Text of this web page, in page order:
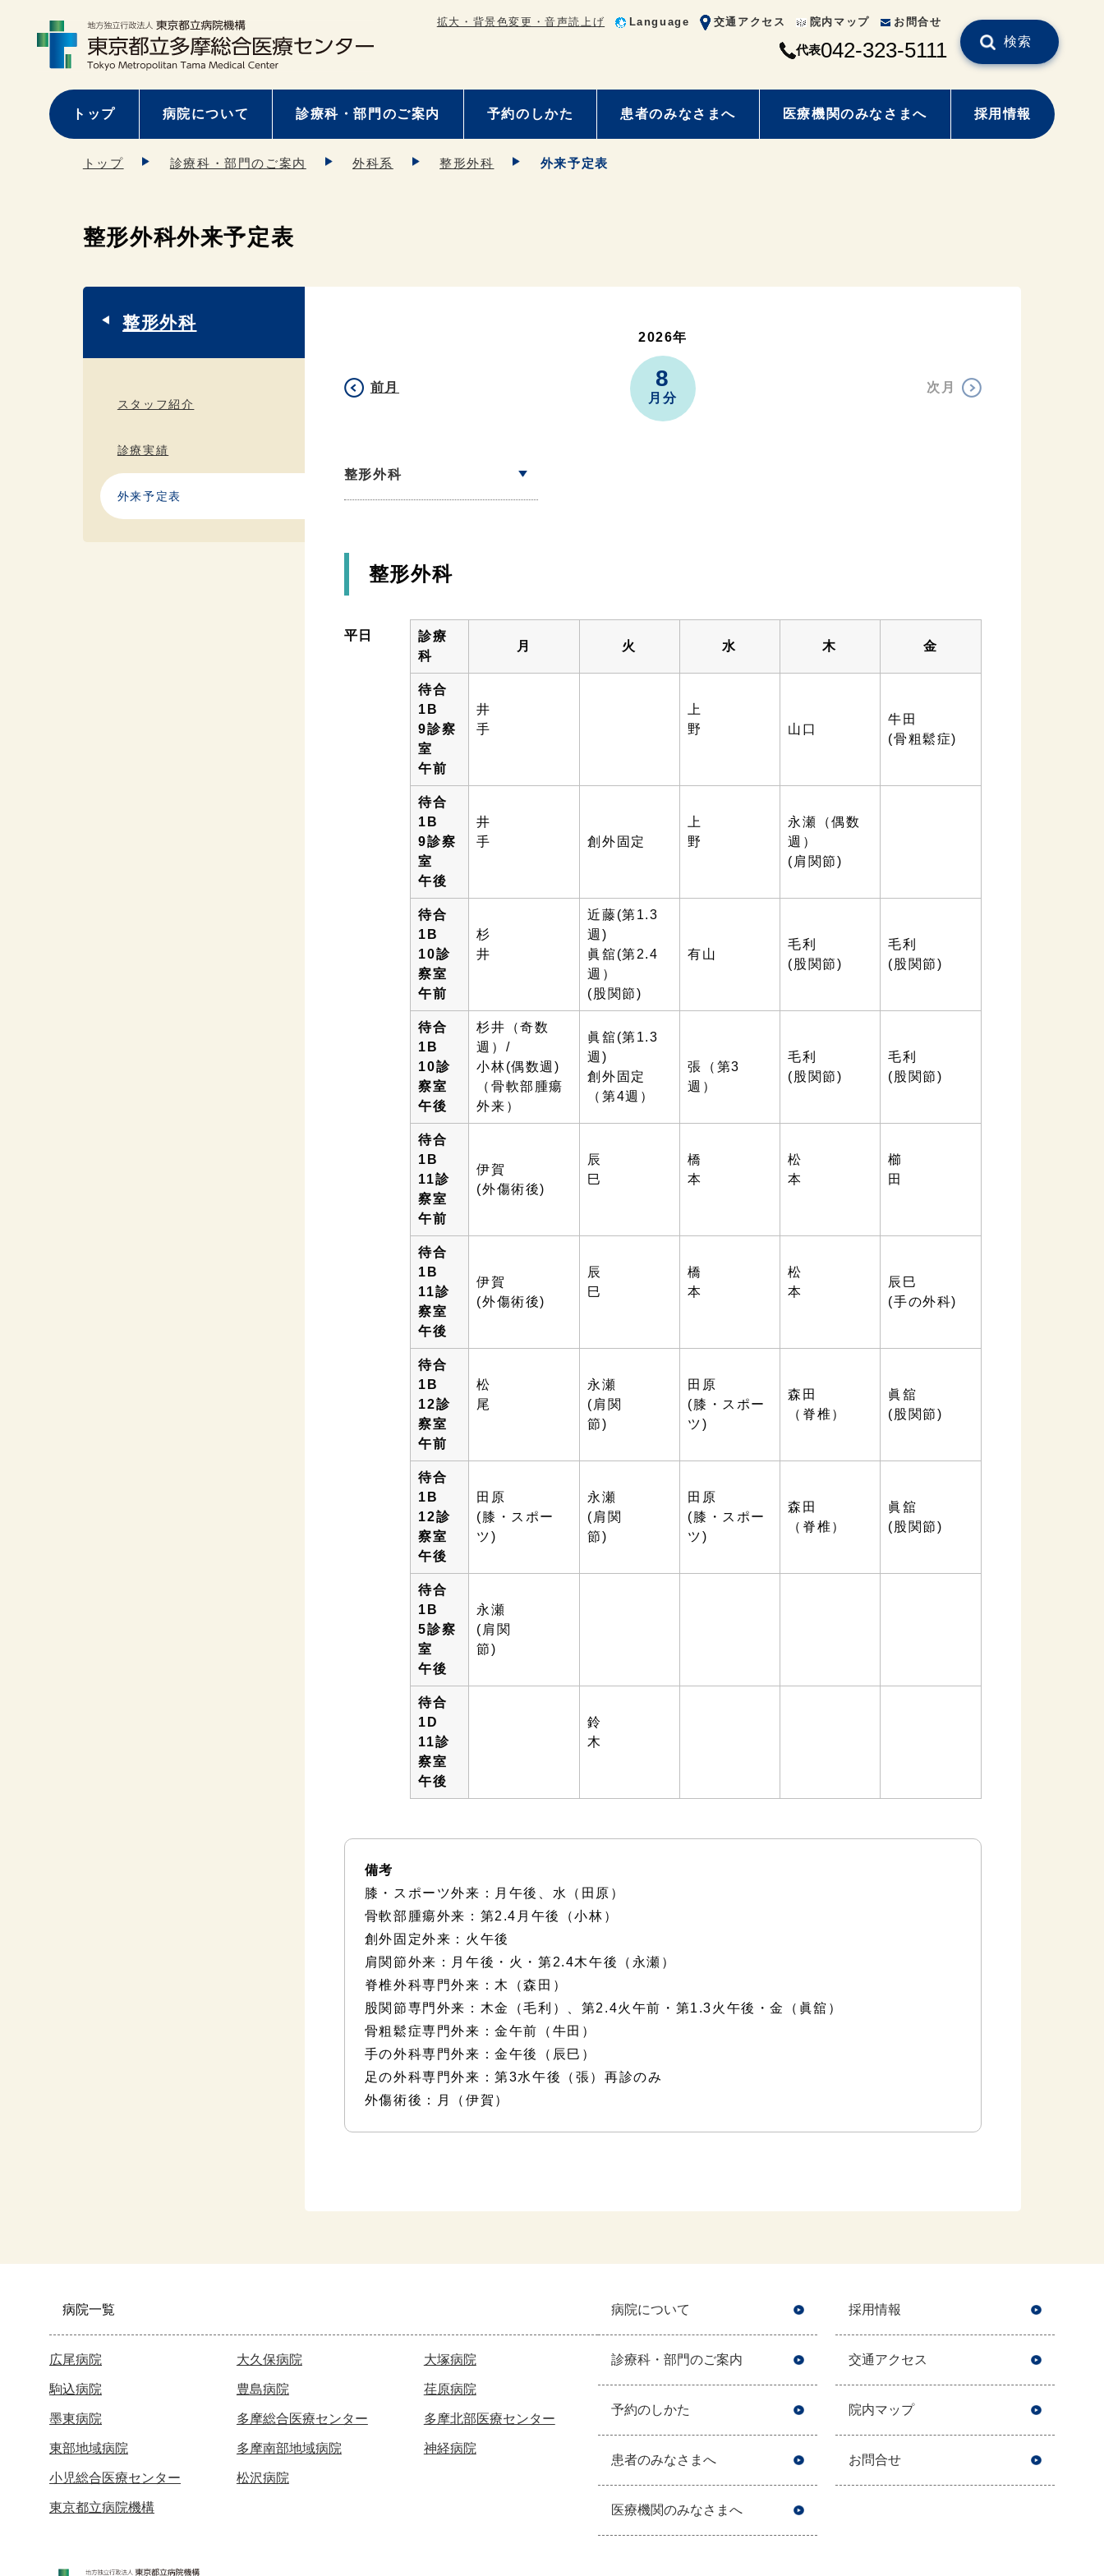
拡大・背景色変更・音声読上げ Language 交通アクセス 院内マップ お問合せ
代表042-323-5111 検索
トップ 病院について 診療科・部門のご案内 予約のしかた 患者のみなさまへ 医療機関のみなさまへ 採用情報
トップ 診療科・部門のご案内 外科系 整形外科 外来予定表
整形外科外来予定表
2026年
8
月分
前月 次月
整形外科
整形外科
平日
診療
科
月 火 水 木 金
待合
1B
9診察
室
午前
井
手
上
野
山口
牛田
(骨粗鬆症)
待合
1B
9診察
室
午後
井
手
創外固定
上
野
永瀬（偶数
週）
(肩関節)
待合
1B
10診
察室
午前
杉
井
近藤(第1.3
週)
眞舘(第2.4
週）
(股関節)
有山
毛利
(股関節)
毛利
(股関節)
待合
1B
10診
察室
午後
杉井（奇数
週）/
小林(偶数週)
（骨軟部腫瘍
外来）
眞舘(第1.3
週)
創外固定
（第4週）
張（第3
週）
毛利
(股関節)
毛利
(股関節)
待合
1B
11診
察室
午前
伊賀
(外傷術後)
辰
巳
橋
本
松
本
櫛
田
待合
1B
11診
察室
午後
伊賀
(外傷術後)
辰
巳
橋
本
松
本
辰巳
(手の外科)
待合
1B
12診
察室
午前
松
尾
永瀬
(肩関
節)
田原
(膝・スポー
ツ)
森田
（脊椎）
眞舘
(股関節)
待合
1B
12診
察室
午後
田原
(膝・スポー
ツ)
永瀬
(肩関
節)
田原
(膝・スポー
ツ)
森田
（脊椎）
眞舘
(股関節)
待合
1B
5診察
室
午後
永瀬
(肩関
節)
待合
1D
11診
察室
午後
鈴
木
備考
膝・スポーツ外来：月午後、水（田原）
骨軟部腫瘍外来：第2.4月午後（小林）
創外固定外来：火午後
肩関節外来：月午後・火・第2.4木午後（永瀬）
脊椎外科専門外来：木（森田）
股関節専門外来：木金（毛利）、第2.4火午前・第1.3火午後・金（眞舘）
骨粗鬆症専門外来：金午前（牛田）
手の外科専門外来：金午後（辰巳）
足の外科専門外来：第3水午後（張）再診のみ
外傷術後：月（伊賀）
整形外科
スタッフ紹介
診療実績
外来予定表
病院一覧
広尾病院 大久保病院 大塚病院
駒込病院 豊島病院 荏原病院
墨東病院 多摩総合医療センター 多摩北部医療センター
東部地域病院 多摩南部地域病院 神経病院
小児総合医療センター 松沢病院
東京都立病院機構
病院について
診療科・部門のご案内
予約のしかた
患者のみなさまへ
医療機関のみなさまへ
採用情報
交通アクセス
院内マップ
お問合せ